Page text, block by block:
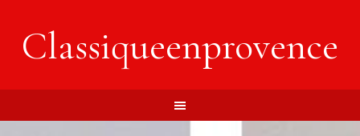
Classiqueenprovence